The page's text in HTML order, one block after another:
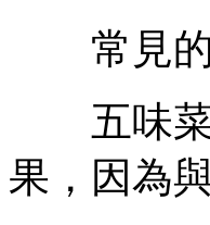
常見的
五味菜
果，因為